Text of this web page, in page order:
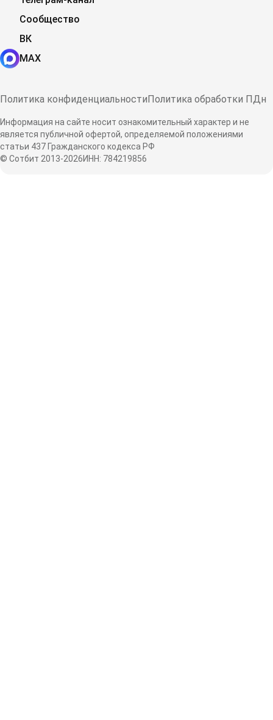
Сообщество
ВК
MAX
Политика конфиденциальностиПолитика обработки ПДн
Информация на сайте носит ознакомительный характер и не
является публичной офертой, определяемой положениями
статьи 437 Гражданского кодекса РФ
© Сотбит 2013-2026ИНН: 784219856